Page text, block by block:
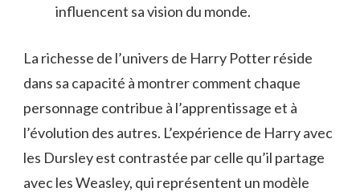
influencent sa vision du monde.
La richesse de l’univers de Harry Potter réside
dans sa capacité à montrer comment chaque
personnage contribue à l’apprentissage et à
l’évolution des autres. L’expérience de Harry avec
les Dursley est contrastée par celle qu’il partage
avec les Weasley, qui représentent un modèle